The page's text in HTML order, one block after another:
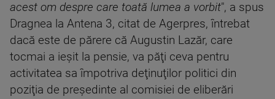
acest om despre care toată lumea a vorbit", a spus
Dragnea la Antena 3, citat de Agerpres, întrebat
dacă este de părere că Augustin Lazăr, care
tocmai a ieşit la pensie, va păţi ceva pentru
activitatea sa împotriva deţinuţilor politici din
poziţia de preşedinte al comisiei de eliberări